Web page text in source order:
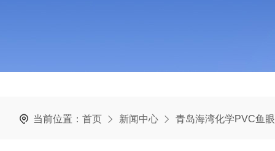
当前位置： 首页 新闻中心 青岛海湾化学PVC鱼